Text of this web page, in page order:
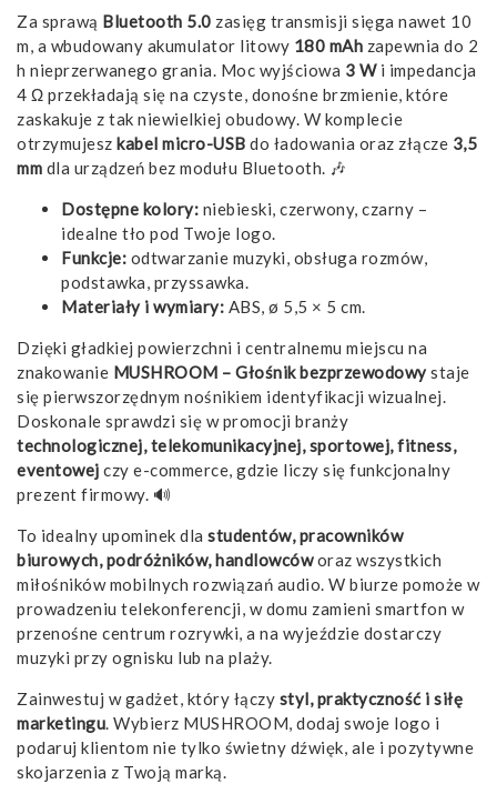
Za sprawą Bluetooth 5.0 zasięg transmisji sięga nawet 10
m, a wbudowany akumulator litowy 180 mAh zapewnia do 2
h nieprzerwanego grania. Moc wyjściowa 3 Wi impedancja
4 Ω przekładają się na czyste, donośne brzmienie, które
zaskakuje z tak niewielkiej obudowy. W komplecie
otrzymujesz kabel micro-USB do ładowania oraz złącze 3,5
mm dla urządzeń bez modułu Bluetooth. 🎶
Dostępne kolory: niebieski, czerwony, czarny –
idealne tło pod Twoje logo.
Funkcje: odtwarzanie muzyki, obsługa rozmów,
podstawka, przyssawka.
Materiały i wymiary: ABS, ø 5,5 × 5 cm.
Dzięki gładkiej powierzchni i centralnemu miejscu na
znakowanie MUSHROOM – Głośnik bezprzewodowystaje
się pierwszorzędnym nośnikiem identyfikacji wizualnej.
Doskonale sprawdzi się w promocji branży
technologicznej, telekomunikacyjnej, sportowej, fitness,
eventowej czy e-commerce, gdzie liczy się funkcjonalny
prezent firmowy. 🔊
To idealny upominek dla studentów, pracowników
biurowych, podróżników, handlowcóworaz wszystkich
miłośników mobilnych rozwiązań audio. W biurze pomoże w
prowadzeniu telekonferencji, w domu zamieni smartfon w
przenośne centrum rozrywki, a na wyjeździe dostarczy
muzyki przy ognisku lub na plaży.
Zainwestuj w gadżet, który łączy styl, praktyczność i siłę
marketingu. Wybierz MUSHROOM, dodaj swoje logo i
podaruj klientom nie tylko świetny dźwięk, ale i pozytywne
skojarzenia z Twoją marką.